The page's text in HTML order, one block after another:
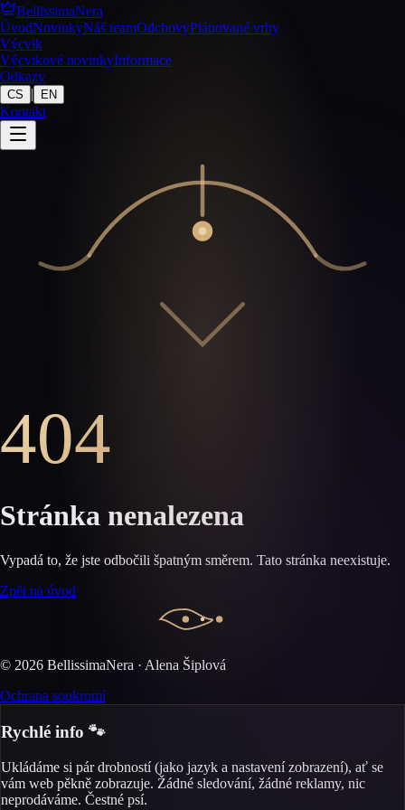
BellissimaNera
ÚvodNovinkyNáš teamOdchovyPlánované vrhy
Výcvik
Výcvikové novinkyInformace
Odkazy
CS | EN
Kontakt
404
Stránka nenalezena
Vypadá to, že jste odbočili špatným směrem. Tato stránka neexistuje.
Zpět na úvod
© 2026 BellissimaNera · Alena Šiplová
Ochrana soukromí
Rychlé info 🐾
Ukládáme si pár drobností (jako jazyk a nastavení zobrazení), ať se
vám web pěkně zobrazuje. Žádné sledování, žádné reklamy, nic
neprodáváme. Čestné psí.